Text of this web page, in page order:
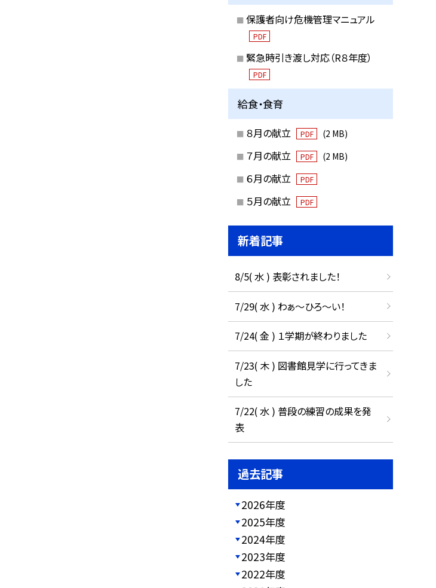
保護者向け危機管理マニュアル
PDF
緊急時引き渡し対応（R８年度）
PDF
給食・食育
８月の献立 PDF (2 MB)
７月の献立 PDF (2 MB)
６月の献立 PDF
５月の献立 PDF
新着記事
8/5( 水 ) 表彰されました！
7/29( 水 ) わぁ～ひろ～い！
7/24( 金 ) １学期が終わりました
7/23( 木 ) 図書館見学に行ってきま
した
7/22( 水 ) 普段の練習の成果を発
表
過去記事
2026年度
2025年度
2024年度
2023年度
2022年度